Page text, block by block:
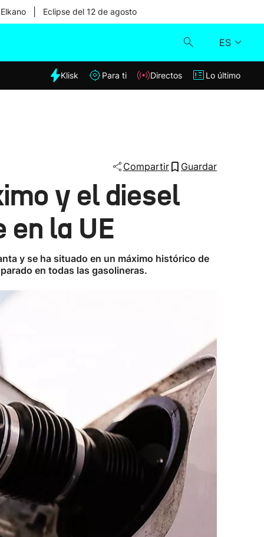
Eclipse del 12 de agosto
ES
Klisk
Klisk Para ti Directos Lo último
Compartir Guardar
y el diesel
en la UE
y se ha situado en un máximo histórico de
en todas las gasolineras.